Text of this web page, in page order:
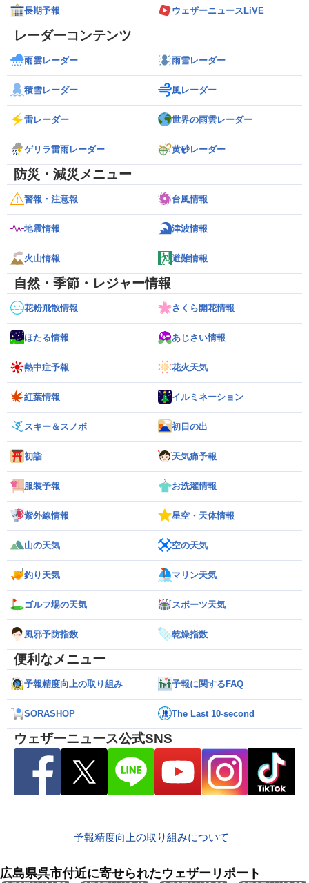
長期予報 ウェザーニュースLiVE
レーダーコンテンツ
雨雲レーダー 雨雪レーダー
積雪レーダー 風レーダー
雷レーダー 世界の雨雲レーダー
ゲリラ雷雨レーダー 黄砂レーダー
防災・減災メニュー
警報・注意報 台風情報
地震情報 津波情報
火山情報 避難情報
自然・季節・レジャー情報
花粉飛散情報 さくら開花情報
ほたる情報 あじさい情報
熱中症予報 花火天気
紅葉情報 イルミネーション
スキー＆スノボ 初日の出
初詣 天気痛予報
服装予報 お洗濯情報
紫外線情報 星空・天体情報
山の天気 空の天気
釣り天気 マリン天気
ゴルフ場の天気 スポーツ天気
風邪予防指数 乾燥指数
便利なメニュー
予報精度向上の取り組み 予報に関するFAQ
SORASHOP The Last 10-second
ウェザーニュース公式SNS
予報精度向上の取り組みについて
広島県呉市付近に寄せられたウェザーリポート